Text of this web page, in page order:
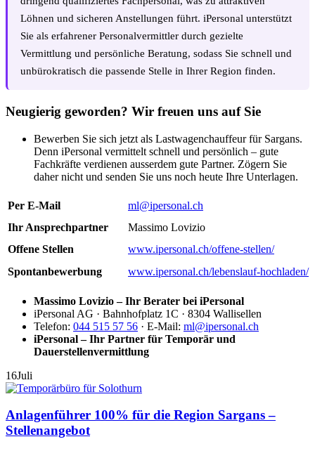
Löhnen und sicheren Anstellungen führt. iPersonal unterstützt
Sie als erfahrener Personalvermittler durch gezielte
Vermittlung und persönliche Beratung, sodass Sie schnell und
unbürokratisch die passende Stelle in Ihrer Region finden.
Neugierig geworden? Wir freuen uns auf Sie
Bewerben Sie sich jetzt als Lastwagenchauffeur für Sargans.
Denn iPersonal vermittelt schnell und persönlich – gute
Fachkräfte verdienen ausserdem gute Partner. Zögern Sie
daher nicht und senden Sie uns noch heute Ihre Unterlagen.
Per E-Mail
ml@ipersonal.ch
Ihr Ansprechpartner
Massimo Lovizio
Offene Stellen
www.ipersonal.ch/offene-stellen/
Spontanbewerbung
www.ipersonal.ch/lebenslauf-hochladen/
Massimo Lovizio – Ihr Berater bei iPersonal
iPersonal AG · Bahnhofplatz 1C · 8304 Wallisellen
Telefon: 044 515 57 56 · E-Mail: ml@ipersonal.ch
iPersonal – Ihr Partner für Temporär und
Dauerstellenvermittlung
16Juli
Anlagenführer 100% für die Region Sargans –
Stellenangebot